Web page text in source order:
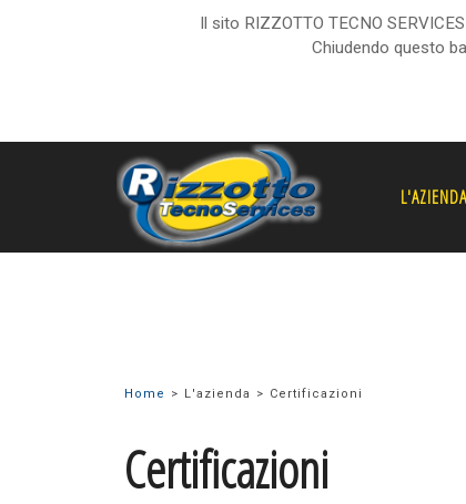
Il sito RIZZOTTO TECNO
Chiudendo questo
L'AZIENDA
Home L'azienda Certificazioni
Certificazioni